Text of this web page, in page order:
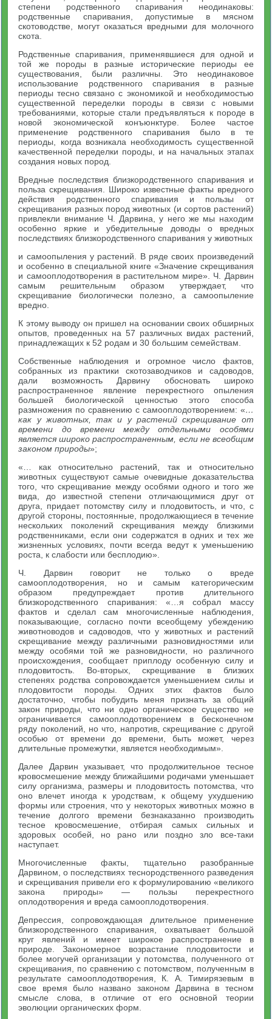
степени родственного спаривания неодинаковы:
родственные спарива­ния, допустимые в мясном
скотоводстве, могут оказаться вредными для молочного
скота.
Родственные спаривания, применявшиеся для одной и
той же породы в разные исторические периоды ее
существования, были различны. Это неодинаковое
использование родственного спари­вания в разные
периоды тесно связано с экономикой и необходи­мостью
существенной переделки породы в связи с новыми
требованиями, которые стали предъявляться к породе в
новой эконо­мической конъюнктуре. Более частое
применение родственного спаривания было в те
периоды, когда возникала необходимость существенной
качественной переделки породы, и на начальных этапах
создания новых пород.
Вредные последствия близкородственного спаривания и
польза скрещивания. Широко известные факты вредного
действия родст­венного спаривания и пользы от
скрещивания разных пород животных (и сортов растений)
привлекли внимание Ч. Дарвина, у него же мы находим
особенно яркие и убедительные доводы о вредных
последствиях близкородственного спаривания у животных
и самоопыления у растений. В ряде своих произведений
и особенно в специальной книге «Значение скрещивания
и самооплодотворе­ния в растительном мире». Ч. Дарвин
самым решительным обра­зом утверждает, что
скрещивание биологически полезно, а само­опыление
вредно.
К этому выводу он пришел на основании своих обширных
опытов, проведенных на 57 различных видах растений,
принадле­жащих к 52 родам и 30 большим семействам.
Собственные наблюдения и огромное число фактов,
собранных из практики скотозаводчиков и садоводов,
дали возможность Дарвину обосновать широко
распространенное явление перекрест­ного опыления
большей биологической ценностью этого способа
размножения по сравнению с самооплодотворением: «…
как у жи­вотных, так и у растений скрещивание от
времени до времени между отдельными особями
является широко распространенным, если не всеобщим
законом природы»;
«… как относительно растений, так и относительно
животных существуют самые очевидные доказательства
того, что скрещива­ние между особями одного и того же
вида, до известной степени отличающимися друг от
друга, придает потомству силу и плодо­витость, и что, с
другой стороны, постоянные, продолжающиеся в течение
нескольких поколений скрещивания между близкими
родственниками, если они содержатся в одних и тех же
жизненных условиях, почти всегда ведут к уменьшению
роста, к слабости или бесплодию».
Ч. Дарвин говорит не только о вреде
самооплодотворения, но и самым категорическим
образом предупреждает против длитель­ного
близкородственного спаривания: «…я собрал массу
фактов и сделал сам многочисленные наблюдения,
показывающие, согласно почти всеобщему убеждению
животноводов и садоводов, что у жи­вотных и растений
скрещивание между различными разновидно­стями или
между особями той же разновидности, но различного
происхождения, сообщает приплоду особенную силу и
плодови­тость. Во-вторых, скрещивание в близких
степенях родства со­провождается уменьшением силы и
плодовитости породы. Одних этих фактов было
достаточно, чтобы побудить меня признать за общий
закон природы, что ни одно органическое существо не
ограничивается самооплодотворением в бесконечном
ряду поколе­ний, но что, напротив, скрещивание с другой
особью от времени до времени, быть может, через
длительные промежутки, является необходимым».
Далее Дарвин указывает, что продолжительное тесное
крово­смешение между ближайшими родичами уменьшает
силу организма, размеры и плодовитость потомства, что
оно влечет иногда к уродствам, к общему ухудшению
формы или строения, что у некоторых животных можно в
течение долгого времени безнаказанно произ­водить
тесное кровосмешение, отбирая самых сильных и
здоровых особей, но рано или поздно зло все-таки
наступает.
Многочисленные факты, тщательно разобранные
Дарвином, о последствиях теснородственного разведения
и скрещивания привели его к формулированию «великого
закона природы» — пользы перекрестного
оплодотворения и вреда самооплодотво­рения.
Депрессия, сопровождающая длительное применение
близко­родственного спаривания, охватывает большой
круг явлений и имеет широкое распространение в
природе. Закономерное возра­стание плодовитости и
более могучей организации у потомства, полученного от
скрещивания, по сравнению с потомством, полу­ченным в
результате самооплодотворения, К. А. Тимирязевым в
свое время было названо законом Дарвина в тесном
смысле слова, в отличие от его основной теории
эволюции органических форм.